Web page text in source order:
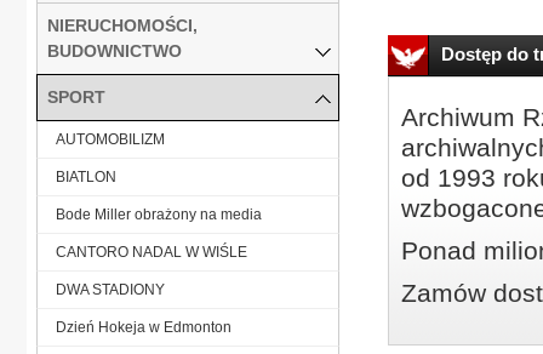
Dostęp do
Archiwum
od 1993
Ponad
Zamów
NIERUCHOMOŚCI,
BUDOWNICTWO
SPORT
AUTOMOBILIZM
BIATLON
Bode Miller obrażony na media
CANTORO NADAL W WIŚLE
DWA STADIONY
Dzień Hokeja w Edmonton